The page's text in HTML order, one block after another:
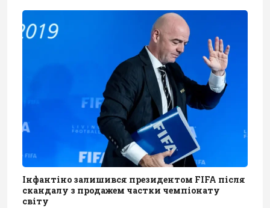
Інфантіно залишився президентом FIFA після
скандалу з продажем частки чемпіонату
світу